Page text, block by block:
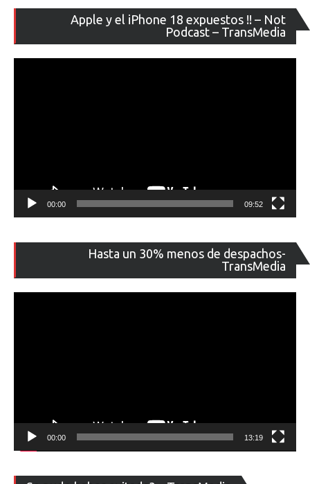
Apple y el iPhone 18 expuestos !! – Not
Podcast – TransMedia
de
00:00 09:52
Hasta un 30% menos de despachos-
TransMedia
de
00:00 13:19